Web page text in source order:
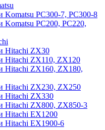
Komatsu PC300-7, PC300-8
Komatsu PC200, PC220,
Hitachi ZX30
Hitachi ZX110, ZX120
Hitachi ZX160, ZX180,
Hitachi ZX230, ZX250
Hitachi ZX330
Hitachi ZX800, ZX850-3
Hitachi EX1200
Hitachi EX1900-6